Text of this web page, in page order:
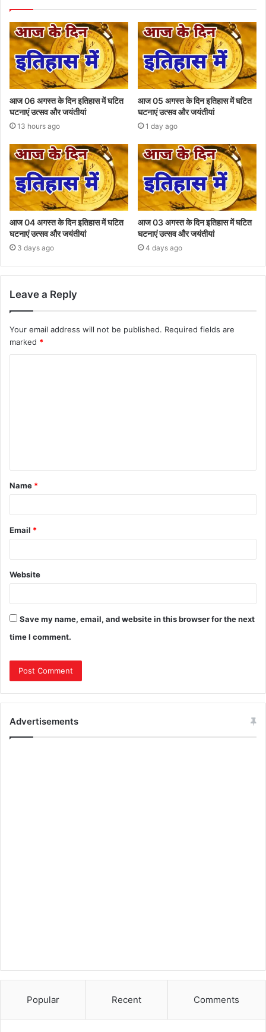
आज 06 अगस्त के दिन इतिहास में घटित
घटनाएं उत्सव और जयंतीयां
13 hours ago
आज 05 अगस्त के दिन इतिहास में घटित
घटनाएं उत्सव और जयंतीयां
1 day ago
आज 04 अगस्त के दिन इतिहास में घटित
घटनाएं उत्सव और जयंतीयां
3 days ago
आज 03 अगस्त के दिन इतिहास में घटित
घटनाएं उत्सव और जयंतीयां
4 days ago
Leave a Reply
Your email address will not be published. Required fields are
marked *
Name *
Email *
Website
Save my name, email, and website in this browser for the next
time I comment.
Advertisements
Popular Recent Comments